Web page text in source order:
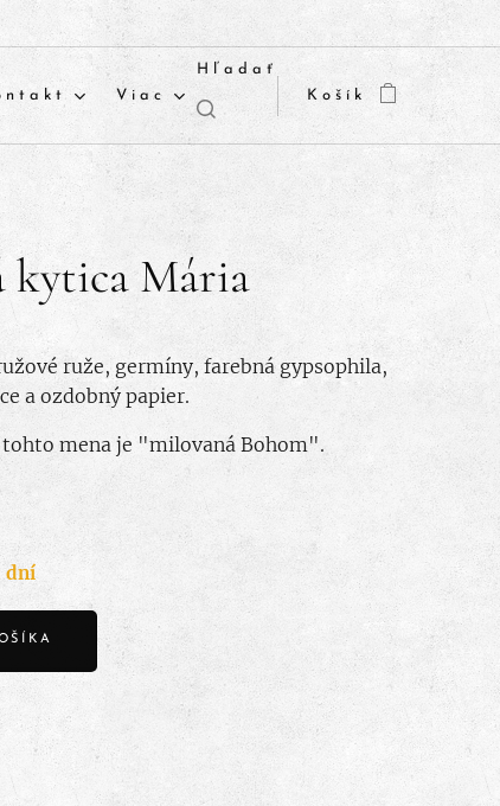
Viac
Hľadať
Košík
kytica Mária
ruže, germíny, farebná gypsophila,
a ozdobný papier.
mena je "milovaná Bohom".
dní